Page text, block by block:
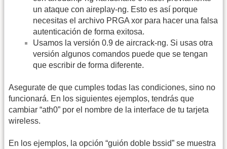
un ataque con aireplay-ng. Esto es así porque
necesitas el archivo PRGA xor para hacer una falsa
autenticación de forma exitosa.
Usamos la versión 0.9 de aircrack-ng. Si usas otra
versión algunos comandos puede que se tengan
que escribir de forma diferente.
Asegurate de que cumples todas las condiciones, sino no
funcionará. En los siguientes ejemplos, tendrás que
cambiar “ath0” por el nombre de la interface de tu tarjeta
wireless.
En los ejemplos, la opción “guión doble bssid” se muestra